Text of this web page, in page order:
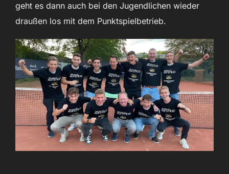
geht es dann auch bei den Jugendlichen wieder
draußen los mit dem Punktspielbetrieb.